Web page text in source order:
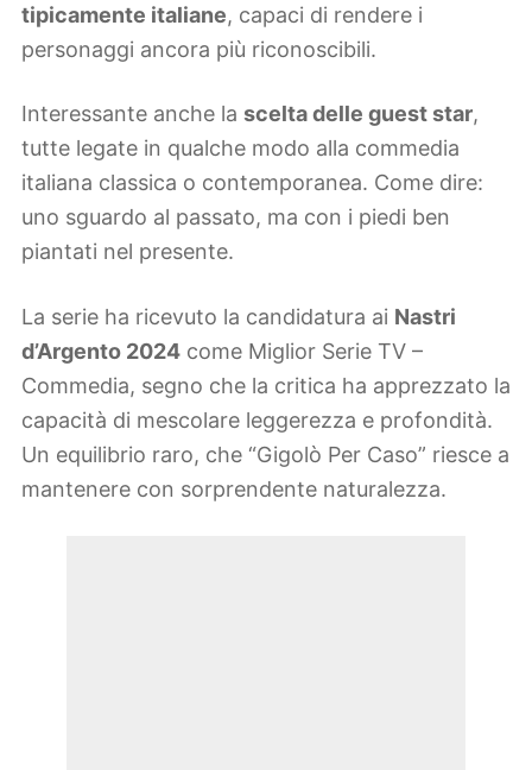
tipicamente italiane, capaci di rendere i
personaggi ancora più riconoscibili.
Interessante anche la scelta delle guest star,
tutte legate in qualche modo alla commedia
italiana classica o contemporanea. Come dire:
uno sguardo al passato, ma con i piedi ben
piantati nel presente.
La serie ha ricevuto la candidatura ai Nastri
d’Argento 2024 come Miglior Serie TV –
Commedia, segno che la critica ha apprezzato la
capacità di mescolare leggerezza e profondità.
Un equilibrio raro, che “Gigolò Per Caso” riesce a
mantenere con sorprendente naturalezza.